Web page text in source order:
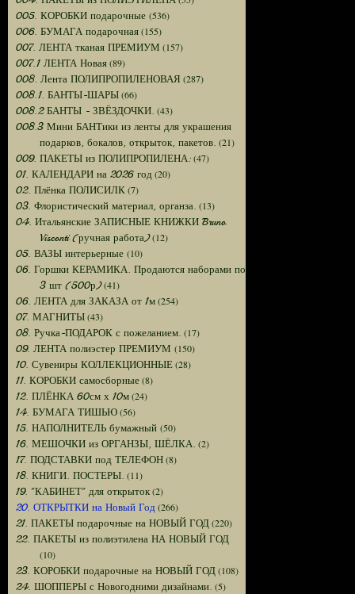
005. КОРОБКИ подарочные (536)
006. БУМАГА подарочная(155)
007. ЛЕНТА тканая ПРЕМИУМ (157)
007.1 ЛЕНТА Новая(89)
008. Лента ПОЛИПРОПИЛЕНОВАЯ (287)
008.1. БАНТЫ-ШАРЫ(66)
008.2 БАНТЫ - ЗВЁЗДОЧКИ. (43)
008.3 Мини БАНТики из ленты для украшения
подарков, бокалов, открыток, пакетов. (21)
009. ПАКЕТЫ из ПОЛИПРОПИЛЕНА:(47)
01. КАЛЕНДАРИ на 2026 год (20)
02. Плёнка ПОЛИСИЛК(7)
03. Флористический материал, органза. (13)
04. Итальянские ЗАПИСНЫЕ КНИЖКИ Bruno
Visconti (ручная работа)(12)
05. ВАЗЫ интерьерные (10)
06. Горшки КЕРАМИКА. Продаются наборами по
3 шт (500р)(41)
06. ЛЕНТА для ЗАКАЗА от 1м(254)
07. МАГНИТЫ(43)
08. Ручка-ПОДАРОК с пожеланием. (17)
09. ЛЕНТА полиэстер ПРЕМИУМ (150)
10. Сувениры КОЛЛЕКЦИОННЫЕ(28)
11. КОРОБКИ самосборные(8)
12. ПЛЁНКА 60см х 10м(24)
14. БУМАГА ТИШЬЮ(56)
15. НАПОЛНИТЕЛЬ бумажный (50)
16. МЕШОЧКИ из ОРГАНЗЫ, ШЁЛКА. (2)
17. ПОДСТАВКИ под ТЕЛЕФОН(8)
18. КНИГИ. ПОСТЕРЫ. (11)
19. "КАБИНЕТ" для открыток(2)
20. ОТКРЫТКИ на Новый Год (266)
21. ПАКЕТЫ подарочные на НОВЫЙ ГОД(220)
22. ПАКЕТЫ из полиэтилена НА НОВЫЙ ГОД
(10)
23. КОРОБКИ подарочные на НОВЫЙ ГОД(108)
24. ШОППЕРЫ с Новогодними дизайнами. (5)